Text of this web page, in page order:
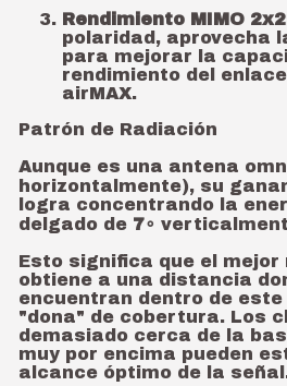
Rendimiento MIMO
polaridad, aprovecha
para mejorar la
rendimiento del
airMAX.
Patrón de Radiación
Aunque es una antena
horizontalmente), su
logra concentrando la
delgado de 7∘
Esto significa que el mejor
obtiene a una distancia
encuentran dentro de
"dona" de cobertura. Los
demasiado cerca de la
muy por encima pueden
alcance óptimo de la